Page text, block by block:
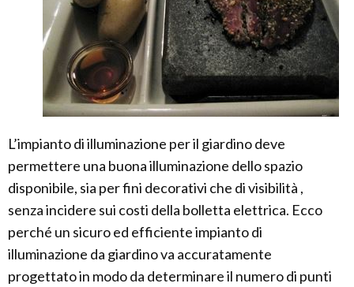
L’impianto di illuminazione per il giardino deve
permettere una buona illuminazione dello spazio
disponibile, sia per fini decorativi che di visibilità ,
senza incidere sui costi della bolletta elettrica. Ecco
perché un sicuro ed efficiente impianto di
illuminazione da giardino va accuratamente
progettato in modo da determinare il numero di punti